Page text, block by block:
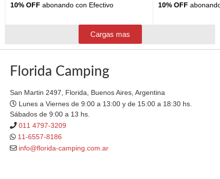
10% OFF abonando con Efectivo
10% OFF
Cargas mas
Florida Camping
San Martin 2497, Florida, Buenos Aires, Argentina
Lunes a Viernes de 9:00 a 13:00 y de 15:00 a 18:30 hs.
Sábados de 9:00 a 13 hs.
011 4797-3209
11-6557-8186
info@florida-camping.com.ar